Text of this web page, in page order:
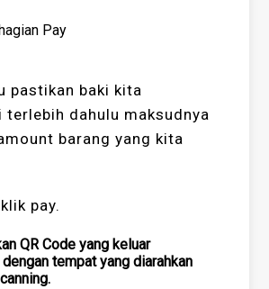
Pay
pastikan baki kita
terlebih dahulu maksudnya
barang yang kita
pay.
QR Code yang keluar
dengan tempat yang diarahkan